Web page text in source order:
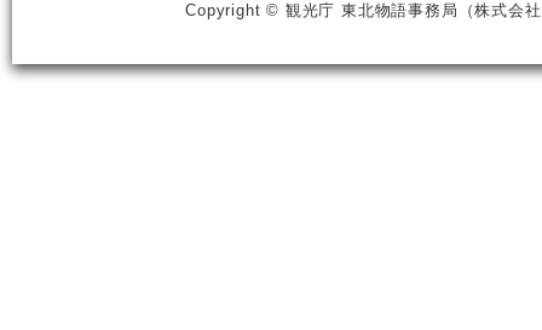
Copyright © 観光庁 東北物語事務局（株式会